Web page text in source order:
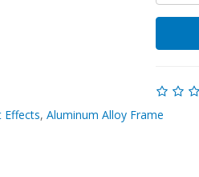
Effects, Aluminum Alloy Frame